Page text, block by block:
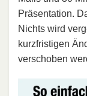
Präsentation.
Nichts wird
kurzfristigen
verschoben